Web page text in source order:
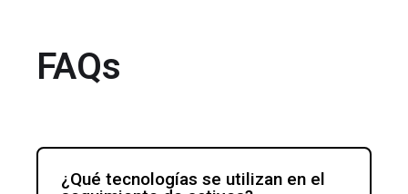
FAQs
¿Qué tecnologías se utilizan en el